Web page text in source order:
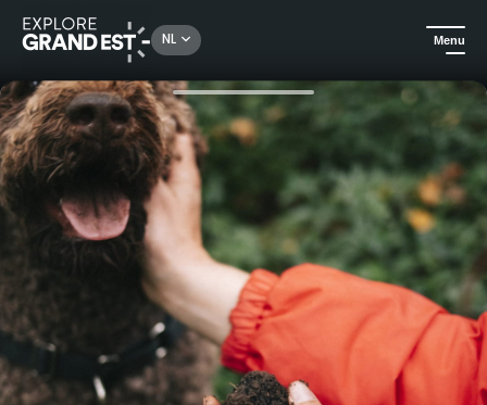
NL Menu
Kijk je ogen uit in de Grand Est Vind de Champagne Truffel met de Empreinte des fées